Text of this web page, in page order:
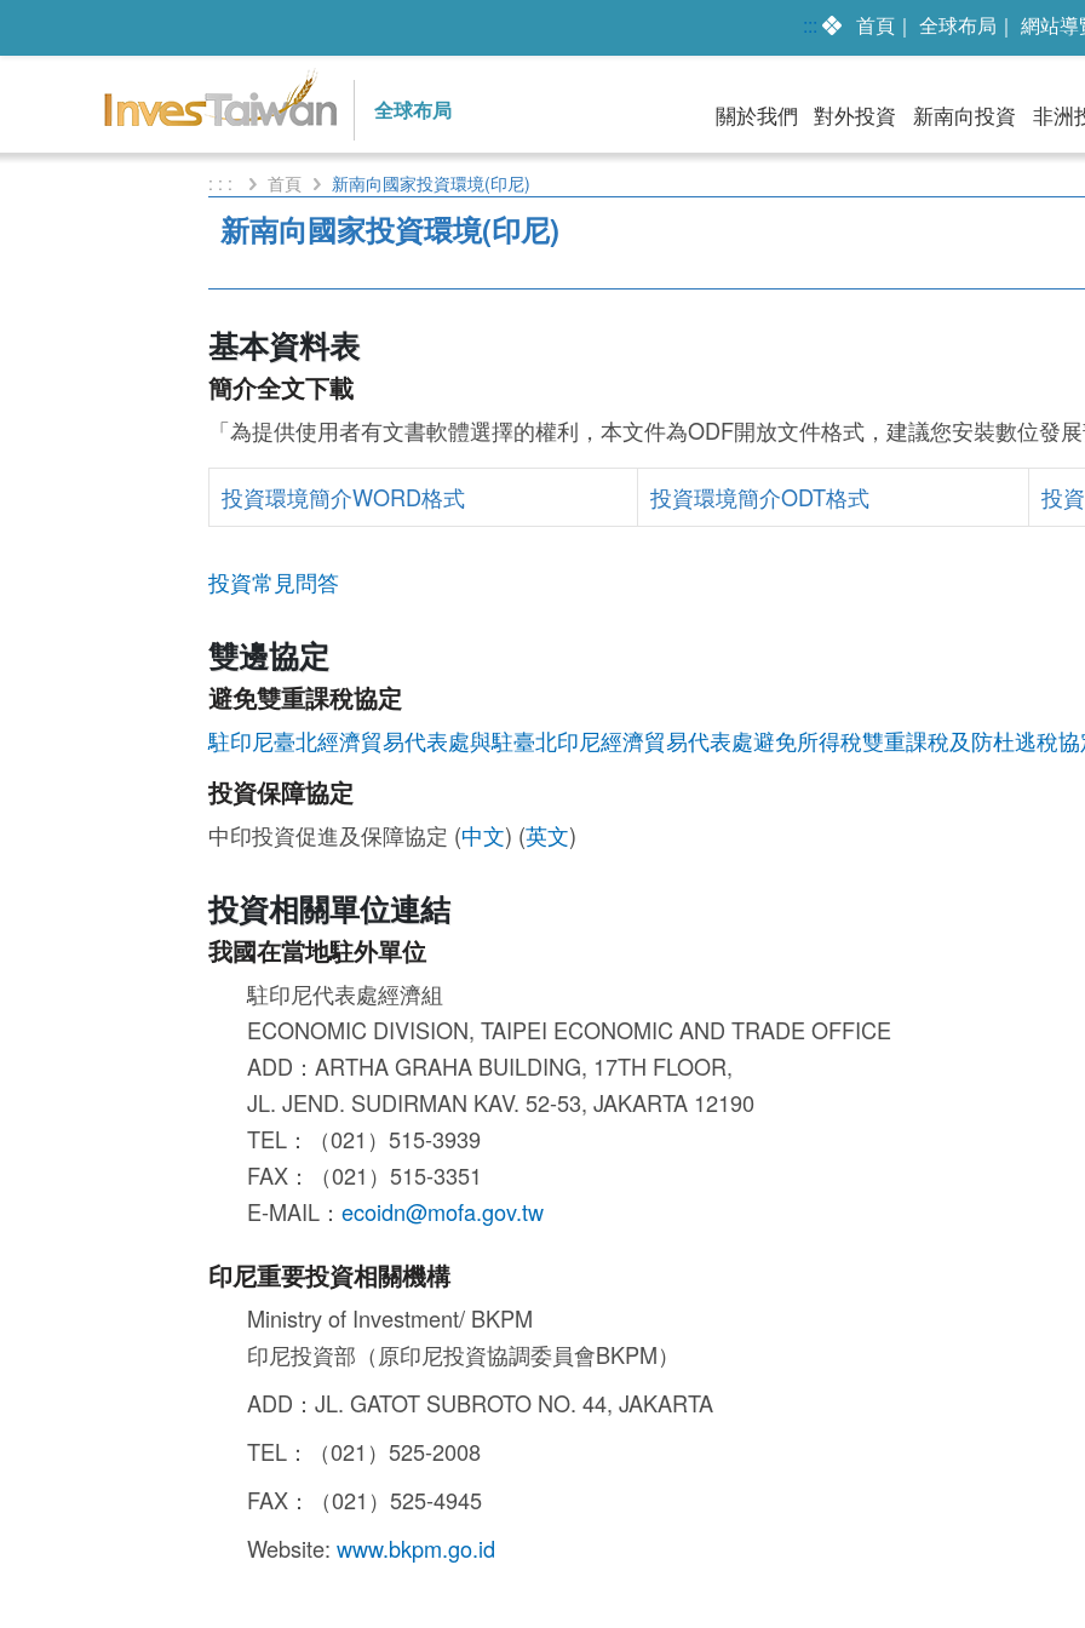
::: 首頁 ｜ 全球布局 ｜ 網站導
全球布局 關於我們 對外投資 新南向投資 非洲
: : : 首頁 新南向國家投資環境(印尼)
新南向國家投資環境(印尼)
基本資料表
簡介全文下載
「為提供使用者有文書軟體選擇的權利，本文件為ODF開放文件格式，建議您安裝數位發
投資環境簡介WORD格式 投資環境簡介ODT格式 投
投資常見問答
雙邊協定
避免雙重課稅協定
駐印尼臺北經濟貿易代表處與駐臺北印尼經濟貿易代表處避免所得稅雙重課稅及防杜逃稅
投資保障協定
中印投資促進及保障協定 (中文) (英文)
投資相關單位連結
我國在當地駐外單位
駐印尼代表處經濟組
ECONOMIC DIVISION, TAIPEI ECONOMIC AND TRADE OFFICE
ADD：ARTHA GRAHA BUILDING, 17TH FLOOR,
JL. JEND. SUDIRMAN KAV. 52-53, JAKARTA 12190
TEL：（021）515-3939
FAX：（021）515-3351
E-MAIL： ecoidn@mofa.gov.tw
印尼重要投資相關機構
Ministry of Investment/ BKPM
印尼投資部（原印尼投資協調委員會BKPM）
ADD：JL. GATOT SUBROTO NO. 44, JAKARTA
TEL：（021）525-2008
FAX：（021）525-4945
Website: www.bkpm.go.id